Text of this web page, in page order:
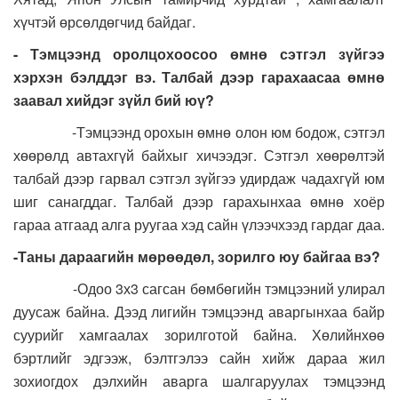
хүчтэй өрсөлдөгчид байдаг.
- Тэмцээнд оролцохоосоо өмнө сэтгэл зүйгээ
хэрхэн бэлддэг вэ. Талбай дээр гарахаасаа өмнө
заавал хийдэг зүйл бий юү?
-Тэмцээнд орохын өмнө олон юм бодож, сэтгэл
хөөрөлд автахгүй байхыг хичээдэг. Сэтгэл хөөрөлтэй
талбай дээр гарвал сэтгэл зүйгээ удирдаж чадахгүй юм
шиг санагддаг. Талбай дээр гарахынхаа өмнө хоёр
гараа атгаад алга руугаа хэд сайн үлээчхээд гардаг даа.
-Таны дараагийн мөрөөдөл, зорилго юу байгаа вэ?
-Одоо 3х3 сагсан бөмбөгийн тэмцээний улирал
дуусаж байна. Дээд лигийн тэмцээнд аваргынхаа байр
суурийг хамгаалах зорилготой байна. Хөлийнхөө
бэртлийг эдгээж, бэлтгэлээ сайн хийж дараа жил
зохиогдох дэлхийн аварга шалгаруулах тэмцээнд